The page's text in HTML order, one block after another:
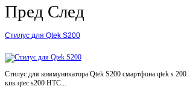
Пред След
Стилус для Qtek S200
Стилус для коммуникатора Qtek S200 смартфона qtek s 200
кпк qtec s200 HTC...